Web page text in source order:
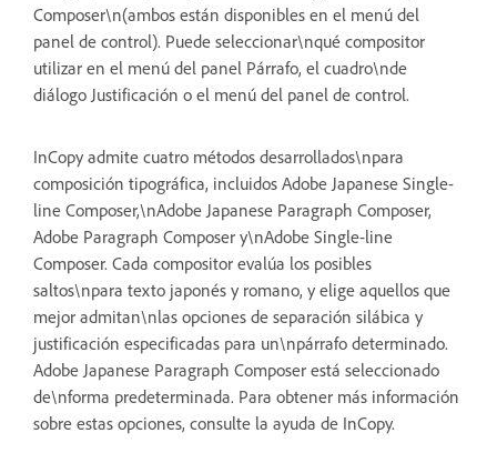
Composer\n(ambos están disponibles en el menú del
panel de control). Puede seleccionar\nqué compositor
utilizar en el menú del panel Párrafo, el cuadro\nde
diálogo Justificación o el menú del panel de control.
InCopy admite cuatro métodos desarrollados\npara
composición tipográfica, incluidos Adobe Japanese Single-
line Composer,\nAdobe Japanese Paragraph Composer,
Adobe Paragraph Composer y\nAdobe Single-line
Composer. Cada compositor evalúa los posibles
saltos\npara texto japonés y romano, y elige aquellos que
mejor admitan\nlas opciones de separación silábica y
justificación especificadas para un\npárrafo determinado.
Adobe Japanese Paragraph Composer está seleccionado
de\nforma predeterminada. Para obtener más información
sobre estas opciones, consulte la ayuda de InCopy.